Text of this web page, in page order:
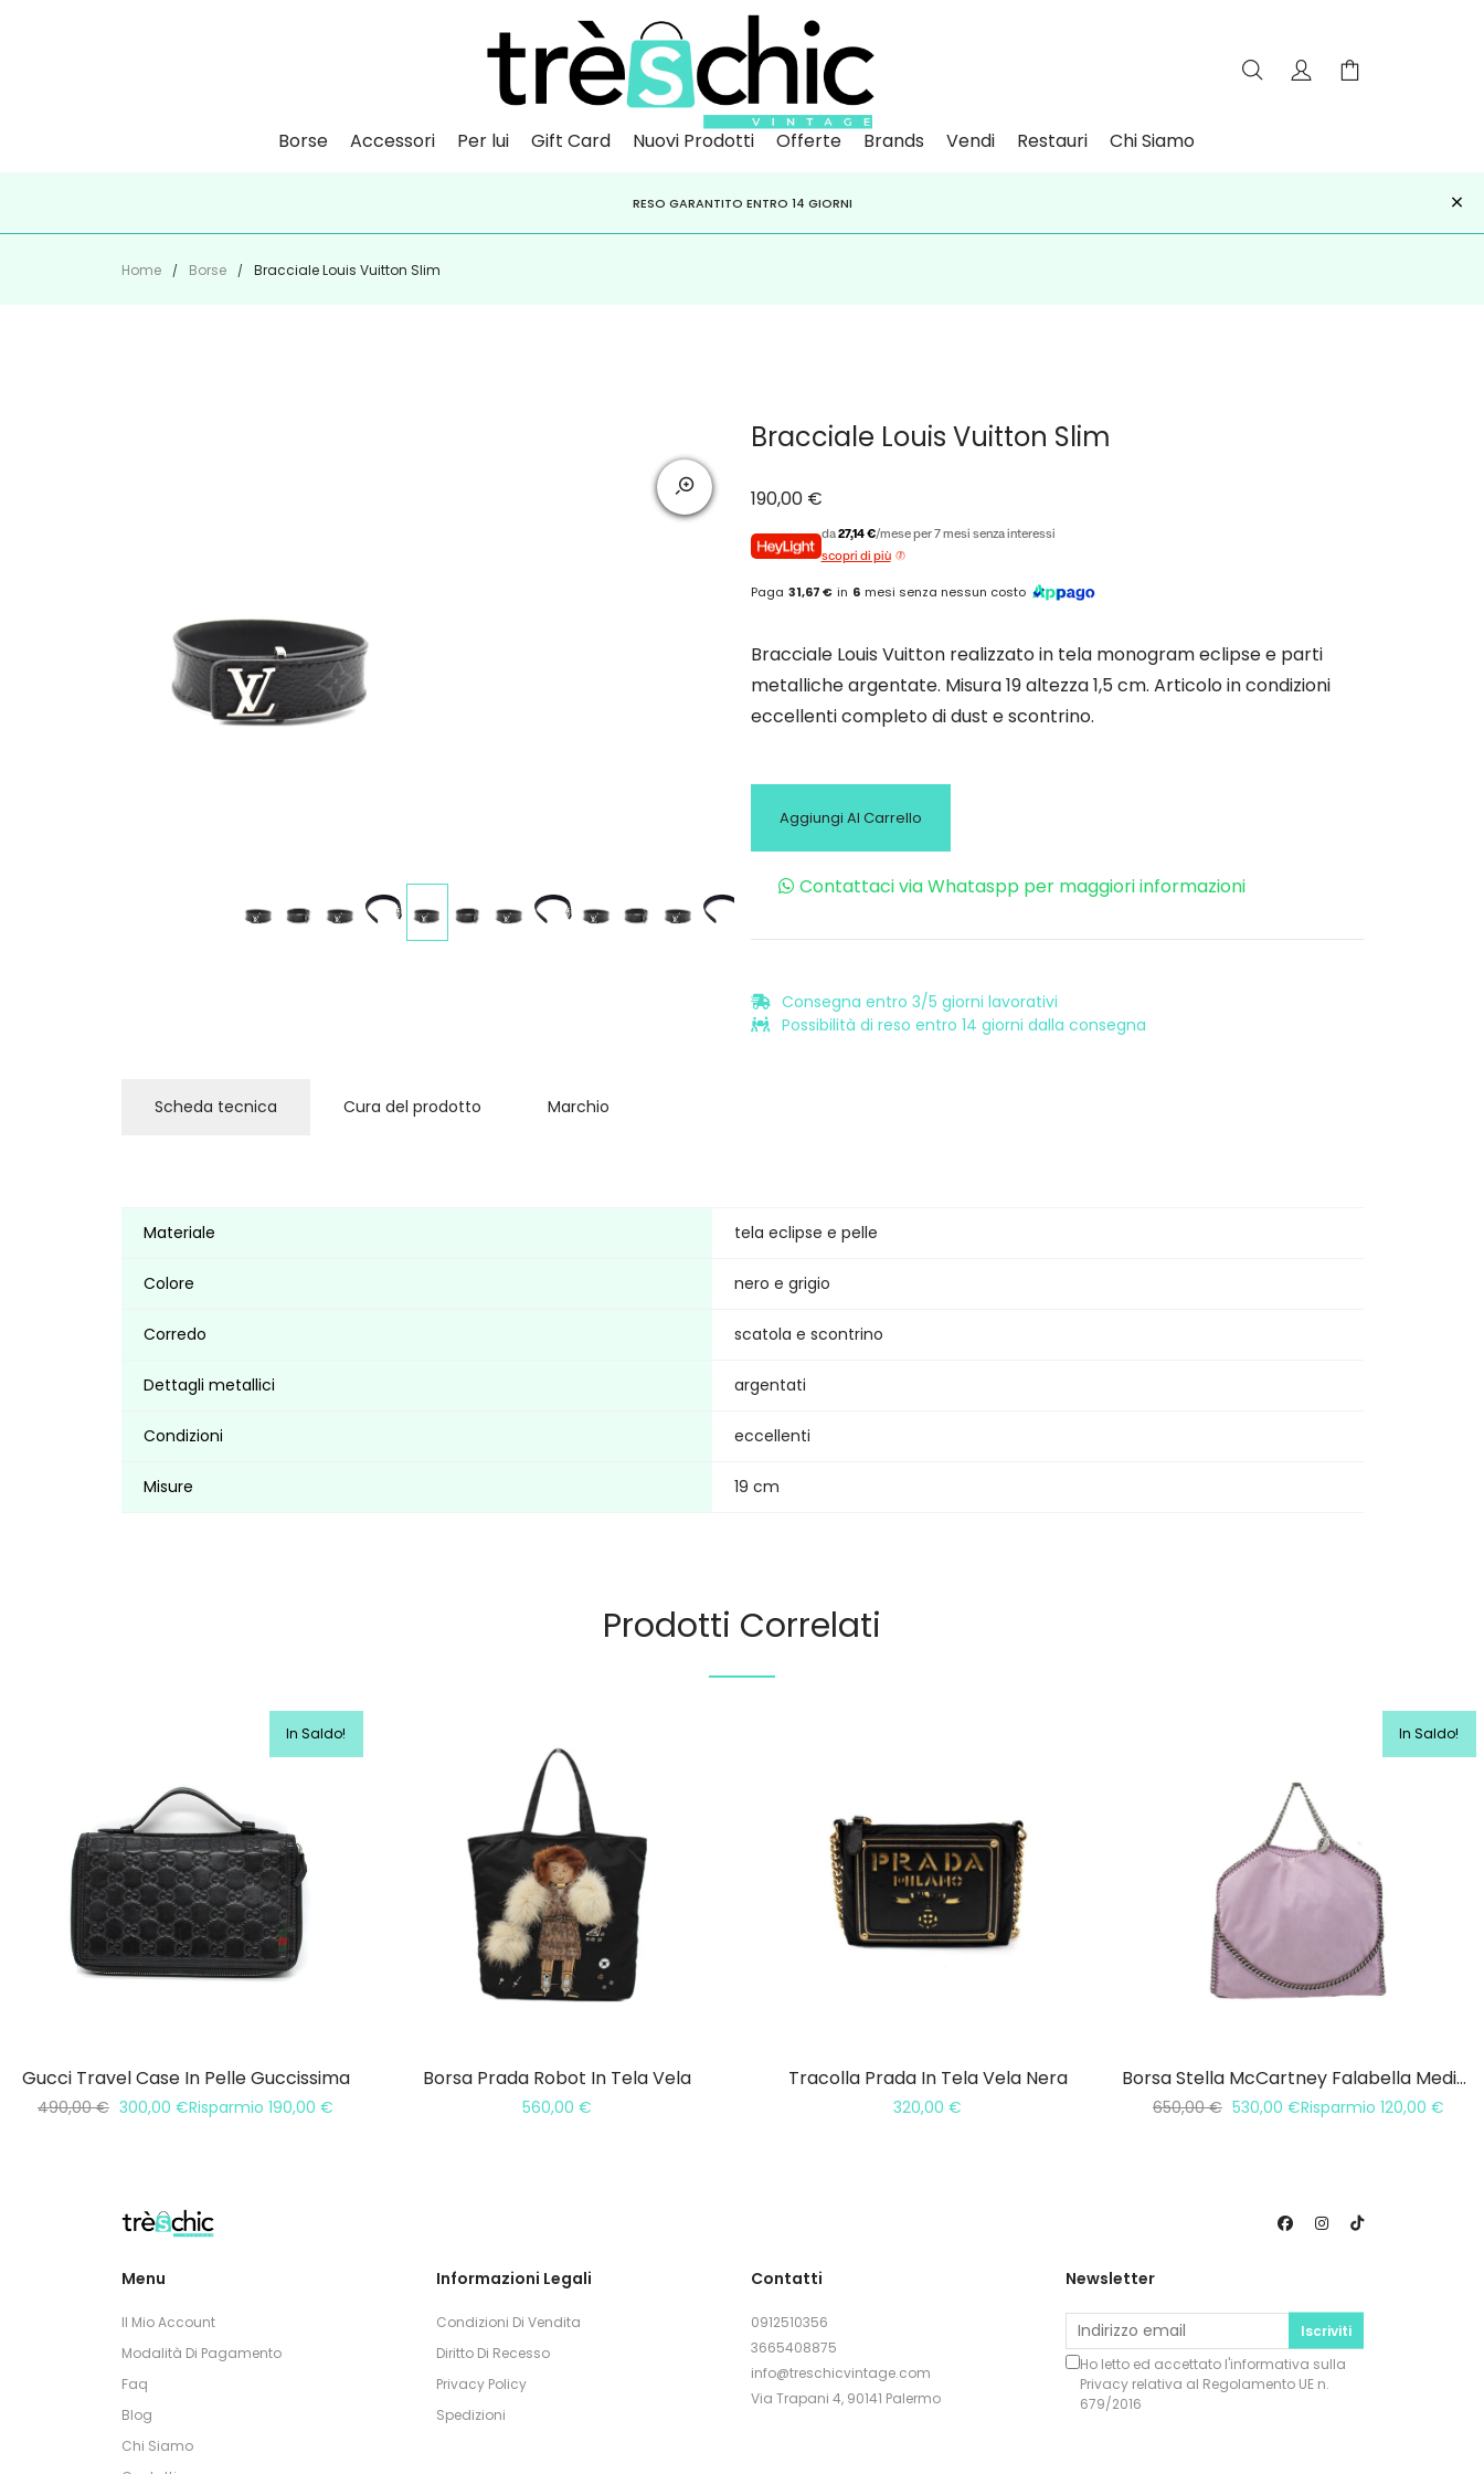
Borse Accessori Per lui Gift Card Nuovi Prodotti Offerte Brands Vendi Restauri Chi Siamo
PAGA A RATE CONKLARNA,HEYLIGHT,APPAGO
ISCRIVITI ALLA NEWSLETTER PER NON PERDERE SCONTI E OFFERTE IMPERDIBILI!
RESO GARANTITO ENTRO 14 GIORNI ×
Home Borse Bracciale Louis Vuitton Slim
Bracciale Louis Vuitton Slim
190,00 €
da27,14 €/mese per 7 mesi senza interessi
scopri di più
Paga 31,67 € in 6 mesi senza nessun costo
Bracciale Louis Vuitton realizzato in tela monogram eclipse e parti
metalliche argentate. Misura 19 altezza 1,5 cm. Articolo in condizioni
eccellenti completo di dust e scontrino.
Aggiungi Al Carrello
Contattaci via Whataspp per maggiori informazioni
Consegna entro 3/5 giorni lavorativi
Possibilità di reso entro 14 giorni dalla consegna
Scheda tecnica Cura del prodotto Marchio
Materiale tela eclipse e pelle
Colore nero e grigio
Corredo scatola e scontrino
Dettagli metallici argentati
Condizioni eccellenti
Misure 19 cm
Prodotti Correlati
In Saldo!
Gucci Travel Case In Pelle Guccissima
490,00€ 300,00 €Risparmio 190,00 €
Borsa Prada Robot In Tela Vela
560,00 €
Tracolla Prada In Tela Vela Nera
320,00 €
In Saldo!
Borsa Stella McCartney Falabella Media 3 Catene
650,00€ 530,00 €Risparmio 120,00 €
Menu
Il Mio Account
Modalità Di Pagamento
Faq
Blog
Chi Siamo
Informazioni Legali
Condizioni Di Vendita
Diritto Di Recesso
Privacy Policy
Spedizioni
Contatti
0912510356
3665408875
info@treschicvintage.com
Via Trapani 4, 90141 Palermo
Newsletter
Iscriviti
Ho letto ed accettato l'informativa sulla
Privacyrelativa al Regolamento UE n.
679/2016